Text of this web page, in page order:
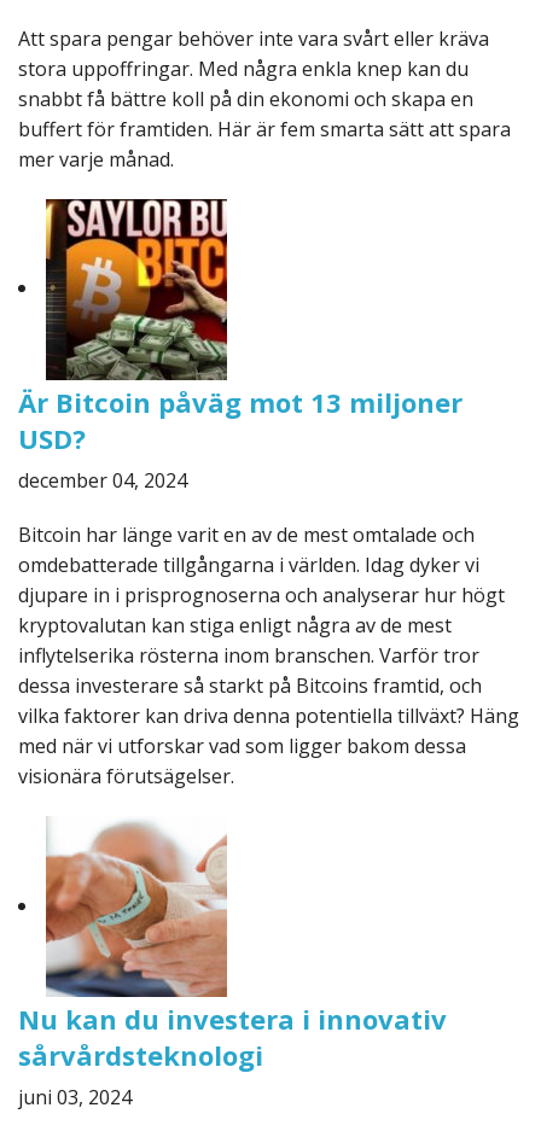
Att spara pengar behöver inte vara svårt eller kräva
stora uppoffringar. Med några enkla knep kan du
snabbt få bättre koll på din ekonomi och skapa en
buffert för framtiden. Här är fem smarta sätt att spara
mer varje månad.
Är Bitcoin påväg mot 13 miljoner
USD?
december 04, 2024
Bitcoin har länge varit en av de mest omtalade och
omdebatterade tillgångarna i världen. Idag dyker vi
djupare in i prisprognoserna och analyserar hur högt
kryptovalutan kan stiga enligt några av de mest
inflytelserika rösterna inom branschen. Varför tror
dessa investerare så starkt på Bitcoins framtid, och
vilka faktorer kan driva denna potentiella tillväxt? Häng
med när vi utforskar vad som ligger bakom dessa
visionära förutsägelser.
Nu kan du investera i innovativ
sårvårdsteknologi
juni 03, 2024